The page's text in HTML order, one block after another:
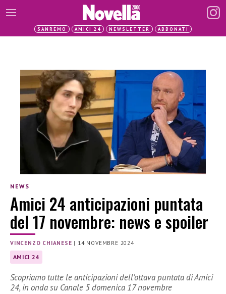
SANREMO AMICI 24 NEWSLETTER ABBONATI
NEWS
Amici 24 anticipazioni puntata
del 17 novembre: news e spoiler
VINCENZO CHIANESE | 14 NOVEMBRE 2024
AMICI 24
Scopriamo tutte le anticipazioni dell’ottava puntata di Amici
24, in onda su Canale 5 domenica 17 novembre